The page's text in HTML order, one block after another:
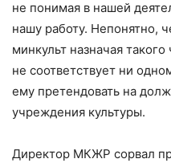
не понимая в нашей
нашу работу. Непонятно,
минкульт назначая
не соответствует ни
ему претендовать на
учреждения культуры.
Директор МКЖР сорвал